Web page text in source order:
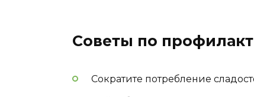
Советы по
Сократите потребление